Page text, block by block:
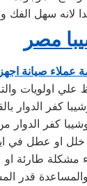
سهل الفك
مصر
عملاء صيانة
كفر الدوار
مشكلة طارئة